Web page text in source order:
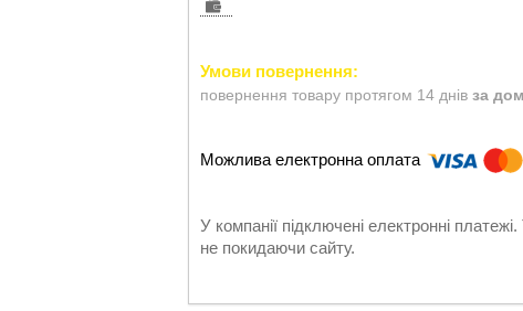
повернення товару протягом 14 днів за
У компанії підключені електронні
не покидаючи сайту.